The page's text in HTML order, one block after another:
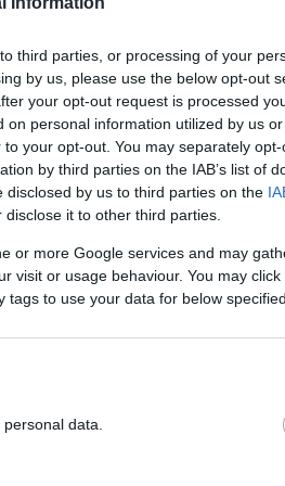
third parties, or processing of your
by us, please use the below opt-out
your opt-out request is processed
personal information utilized by us
your opt-out. You may separately
by third parties on the IAB’s list of
by us to third parties on the
it to other third parties.
or more Google services and may
visit or usage behaviour. You may
to use your data for below
data.
Elhatározod magad, hogy
arra eszmélsz fel, hogy nem
fogalom. Gyakran
sokszor úgy…
Nő